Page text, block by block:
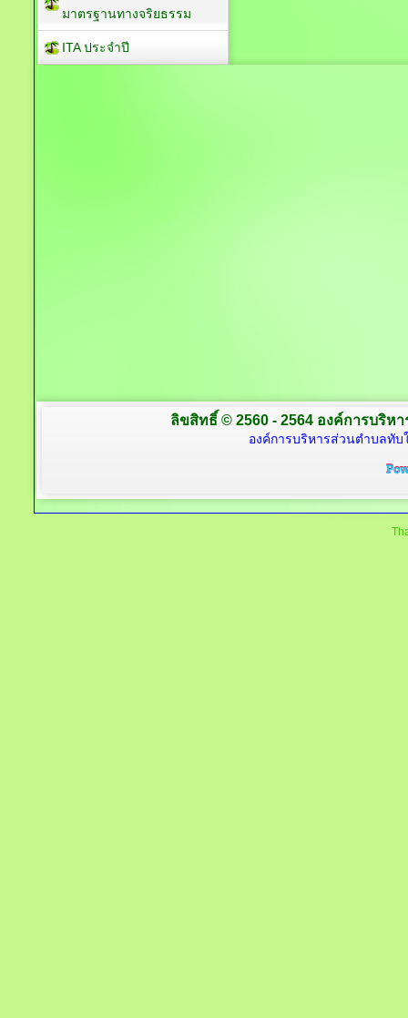
มาตรฐานทางจริยธรรม
ITA ประจำปี
ลิขสิทธิ์ © 2560 - 2564 องค์การบริห
องค์การบริหารส่วนตำบลทับ